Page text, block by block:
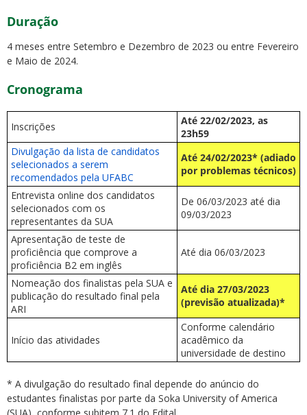
Duração
4 meses entre Setembro e Dezembro de 2023 ou entre Fevereiro
e Maio de 2024.
Cronograma
Inscrições
Até 22/02/2023, as
23h59
Divulgação da lista de candidatos
selecionados a serem
recomendados pela UFABC
Até 24/02/2023* (adiado
por problemas técnicos)
Entrevista online dos candidatos
selecionados com os
representantes da SUA
De 06/03/2023 até dia
09/03/2023
Apresentação de teste de
proficiência que comprove a
proficiência B2 em inglês
Até dia 06/03/2023
Nomeação dos finalistas pela SUA e
publicação do resultado final pela
ARI
Até dia 27/03/2023
(previsão atualizada)*
Início das atividades
Conforme calendário
acadêmico da
universidade de destino
* A divulgação do resultado final depende do anúncio do
estudantes finalistas por parte da Soka University of America